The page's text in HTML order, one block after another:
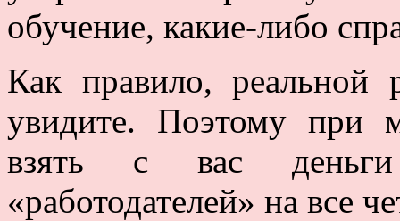
обучение, какие-либо
Как правило,
увидите. Поэтому при
взять с вас
«работодателей» на все